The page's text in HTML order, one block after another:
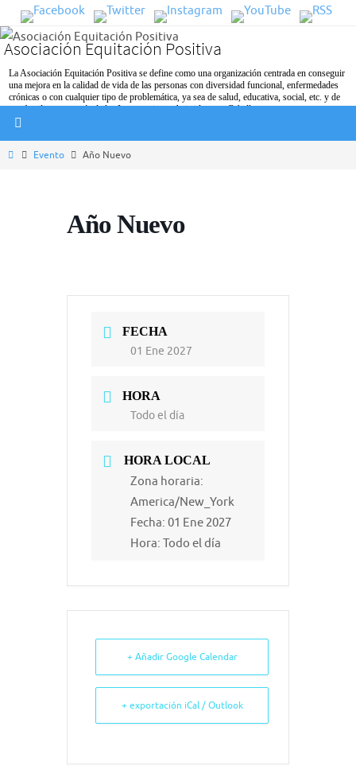
al
contenido
Asociación Equitación Positiva
La Asociación Equitación Positiva se define como una organización centrada en conseguir
una mejora en la calidad de vida de las personas con diversidad funcional, enfermedades
crónicas o con cualquier tipo de problemática, ya sea de salud, educativa, social, etc. y de
sus familiares a través de las Intervenciones Asistidas con Caballos.
InicioEvento Año Nuevo
Año Nuevo
FECHA
01 Ene 2027
HORA
Todo el día
HORA LOCAL
Zona horaria:
America/New_York
Fecha: 01 Ene 2027
Hora: Todo el día
+ Añadir Google Calendar
+ exportación iCal / Outlook